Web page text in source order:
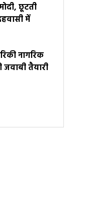
छूटती
में
नागरिक
जवाबी तैयारी